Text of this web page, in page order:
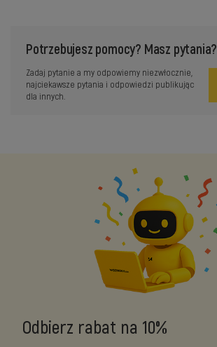
Potrzebujesz pomocy? Masz pytania?
Zadaj pytanie a my odpowiemy niezwłocznie,
najciekawsze pytania i odpowiedzi publikując
dla innych.
Odbierz rabat na 10%